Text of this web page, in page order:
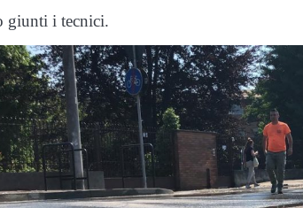
giunti i tecnici.